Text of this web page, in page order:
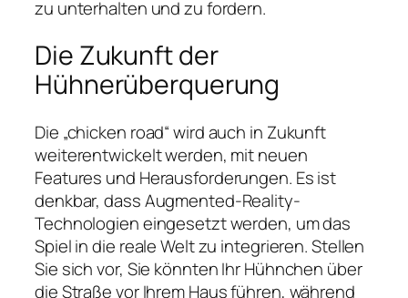
zu unterhalten und zu fordern.
Die Zukunft der
Hühnerüberquerung
Die „chicken road“ wird auch in Zukunft
weiterentwickelt werden, mit neuen
Features und Herausforderungen. Es ist
denkbar, dass Augmented-Reality-
Technologien eingesetzt werden, um das
Spiel in die reale Welt zu integrieren. Stellen
Sie sich vor, Sie könnten Ihr Hühnchen über
die Straße vor Ihrem Haus führen, während